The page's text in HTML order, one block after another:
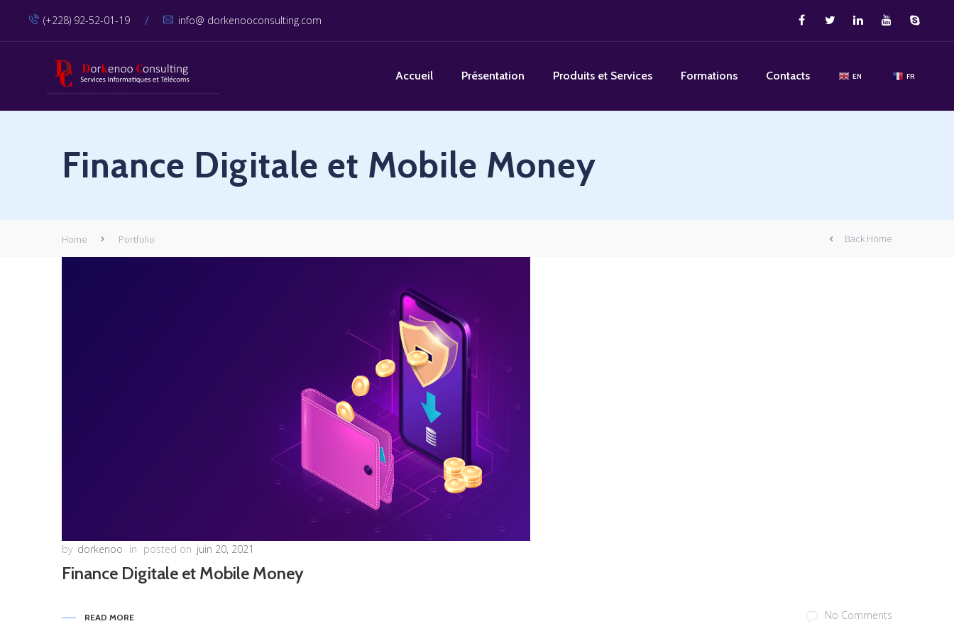
(+228) 92-52-01-19 / info@ dorkenooconsulting.com
Accueil Présentation Produits et Services Formations Contacts EN FR
Finance Digitale et Mobile Money
Home Portfolio Back Home
by dorkenoo in posted on juin 20, 2021
Finance Digitale et Mobile Money
READ MORE No Comments